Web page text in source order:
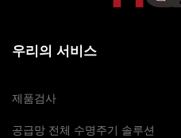
우리의 서비스
제품검사
공급망 전체 수명주기 솔루션